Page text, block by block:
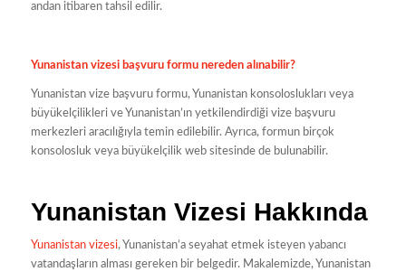
andan itibaren tahsil edilir.
Yunanistan vizesi başvuru formu nereden alınabilir?
Yunanistan vize başvuru formu, Yunanistan konsoloslukları veya
büyükelçilikleri ve Yunanistan’ın yetkilendirdiği vize başvuru
merkezleri aracılığıyla temin edilebilir. Ayrıca, formun birçok
konsolosluk veya büyükelçilik web sitesinde de bulunabilir.
Yunanistan Vizesi Hakkında
Yunanistan vizesi, Yunanistan’a seyahat etmek isteyen yabancı
vatandaşların alması gereken bir belgedir. Makalemizde, Yunanistan